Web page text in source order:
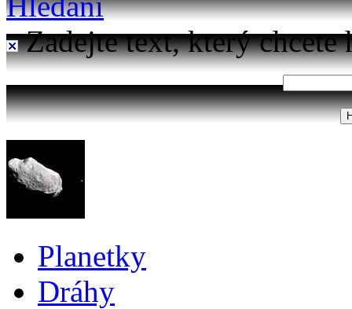
Zadejte text, který chcete
Planetky
Dráhy